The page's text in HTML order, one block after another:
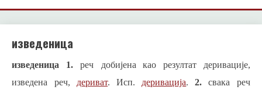
изведеница
изведеница 1. реч добијена
као резултат деривације,
изведена реч, дериват. Исп. деривација. 2.свака реч